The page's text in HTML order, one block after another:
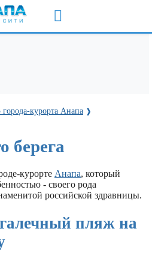
курорта Анапа ❱
берега
курорте Анапа, который
- своего рода
российской здравницы.
пляж на